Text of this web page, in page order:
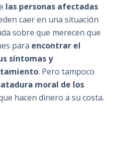
las personas afectadas
caer en una situación
sobre que merecen que
para encontrar el
síntomas y
. Pero tampoco
moral de los
hacen dinero a su costa.